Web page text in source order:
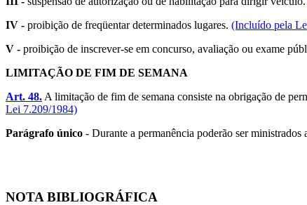
IV - proibição de freqüentar determinados lugares. (Incluído pela
V - proibição de inscrever-se em concurso, avaliação ou exame
LIMITAÇÃO DE FIM DE SEMANA
Art. 48. A limitação de fim de semana consiste na obrigação de
Lei 7.209/1984)
Parágrafo único - Durante a permanência poderão ser
NOTA BIBLIOGRÁFICA